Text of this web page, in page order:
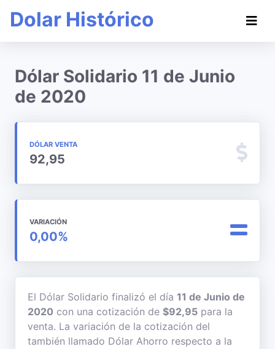
Dolar Histórico
Dólar Solidario 11 de Junio
de 2020
DÓLAR VENTA
92,95
VARIACIÓN
0,00%
El Dólar Solidario finalizó el día 11 de Junio de
2020 con una cotización de $92,95 para la
venta. La variación de la cotización del
también llamado Dólar Ahorro respecto a la